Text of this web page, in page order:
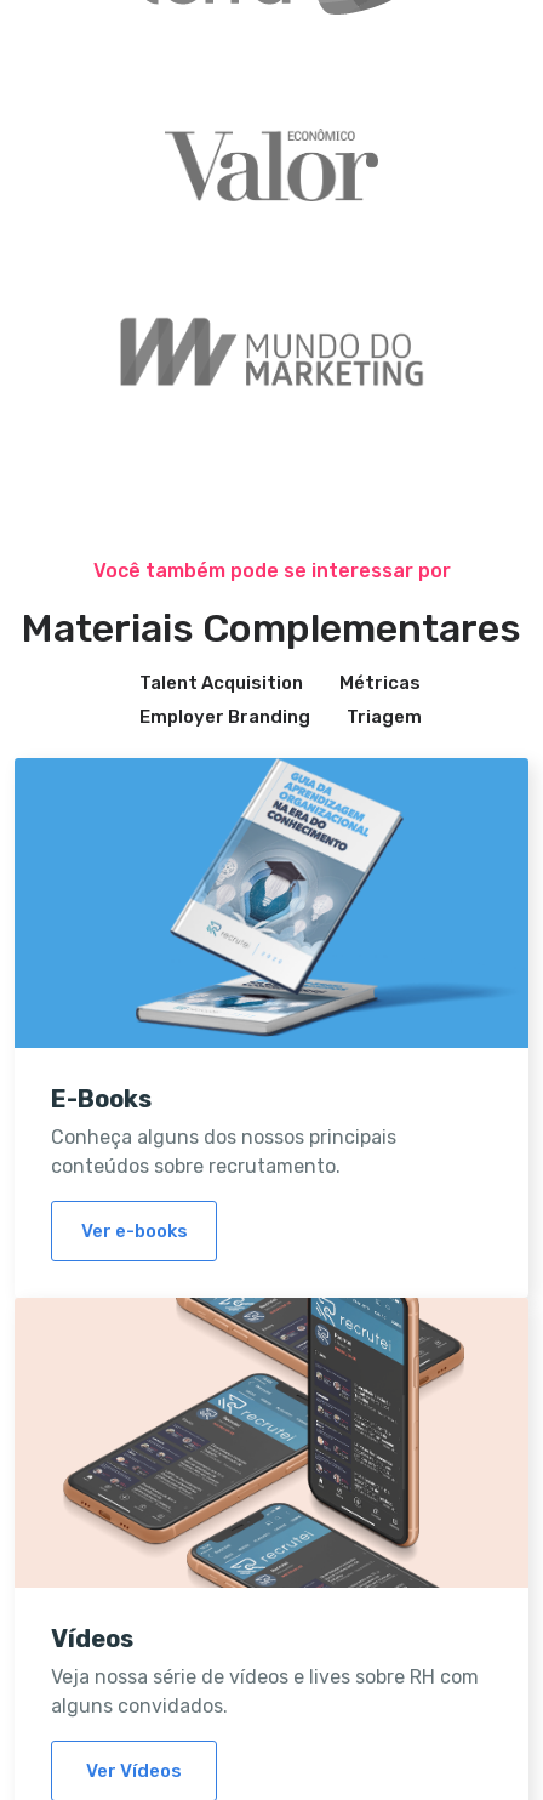
Você também pode se interessar por
Materiais Complementares
Talent Acquisition
Métricas
Employer Branding
Triagem
E-Books
Conheça alguns dos nossos principais
conteúdos sobre recrutamento.
Ver e-books
Vídeos
Veja nossa série de vídeos e lives sobre RH com
alguns convidados.
Ver Vídeos